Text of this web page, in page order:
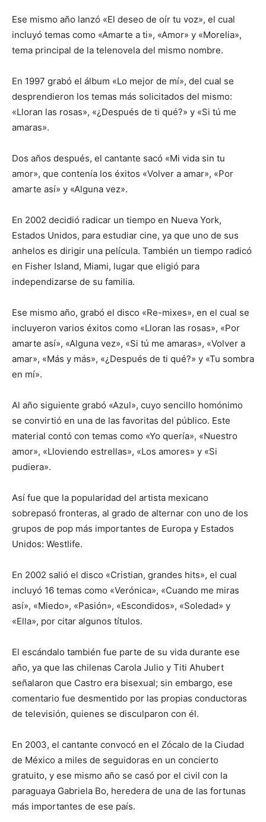
Ese mismo año lanzó «El deseo de oír tu voz», el cual
incluyó temas como «Amarte a ti», «Amor» y «Morelia»,
tema principal de la telenovela del mismo nombre.
En 1997 grabó el álbum «Lo mejor de mí», del cual se
desprendieron los temas más solicitados del mismo:
«Lloran las rosas», «¿Después de ti qué?» y «Si tú me
amaras».
Dos años después, el cantante sacó «Mi vida sin tu
amor», que contenía los éxitos «Volver a amar», «Por
amarte así» y «Alguna vez».
En 2002 decidió radicar un tiempo en Nueva York,
Estados Unidos, para estudiar cine, ya que uno de sus
anhelos es dirigir una película. También un tiempo radicó
en Fisher Island, Miami, lugar que eligió para
independizarse de su familia.
Ese mismo año, grabó el disco «Re-mixes», en el cual se
incluyeron varios éxitos como «Lloran las rosas», «Por
amarte así», «Alguna vez», «Si tú me amaras», «Volver a
amar», «Más y más», «¿Después de ti qué?» y «Tu sombra
en mí».
Al año siguiente grabó «Azul», cuyo sencillo homónimo
se convirtió en una de las favoritas del público. Este
material contó con temas como «Yo quería», «Nuestro
amor», «Lloviendo estrellas», «Los amores» y «Si
pudiera».
Así fue que la popularidad del artista mexicano
sobrepasó fronteras, al grado de alternar con uno de los
grupos de pop más importantes de Europa y Estados
Unidos: Westlife.
En 2002 salió el disco «Cristian, grandes hits», el cual
incluyó 16 temas como «Verónica», «Cuando me miras
así», «Miedo», «Pasión», «Escondidos», «Soledad» y
«Ella», por citar algunos títulos.
El escándalo también fue parte de su vida durante ese
año, ya que las chilenas Carola Julio y Titi Ahubert
señalaron que Castro era bisexual; sin embargo, ese
comentario fue desmentido por las propias conductoras
de televisión, quienes se disculparon con él.
En 2003, el cantante convocó en el Zócalo de la Ciudad
de México a miles de seguidoras en un concierto
gratuito, y ese mismo año se casó por el civil con la
paraguaya Gabriela Bo, heredera de una de las fortunas
más importantes de ese país.